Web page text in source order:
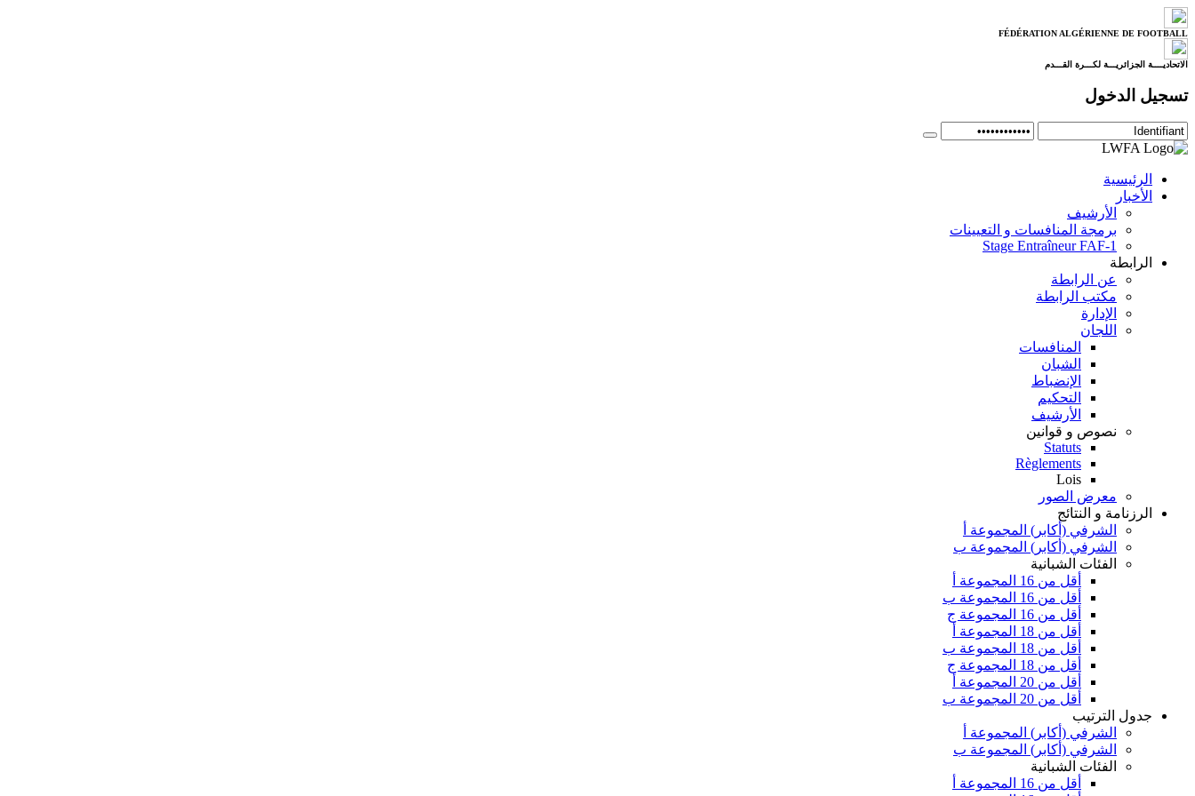
FÉDÉRATION ALGÉRIENNE DE FOOTBALL
الاتحاديــــة الجزائريـــة لكـــرة القـــدم
تسجيل الدخول
الرئيسية
الأخبار
الأرشيف
برمجة المنافسات و التعيينات
Stage Entraîneur FAF-1
الرابطة
عن الرابطة
مكتب الرابطة
الإدارة
اللجان
المنافسات
الشبان
الإنضباط
التحكيم
الأرشيف
نصوص و قوانين
Statuts
Règlements
Lois
معرض الصور
الرزنامة و النتائج
الشرفي (أكابر) المجموعة أ
الشرفي (أكابر) المجموعة ب
الفئات الشبانية
أقل من 16 المجموعة أ
أقل من 16 المجموعة ب
أقل من 16 المجموعة ج
أقل من 18 المجموعة أ
أقل من 18 المجموعة ب
أقل من 18 المجموعة ج
أقل من 20 المجموعة أ
أقل من 20 المجموعة ب
جدول الترتيب
الشرفي (أكابر) المجموعة أ
الشرفي (أكابر) المجموعة ب
الفئات الشبانية
أقل من 16 المجموعة أ